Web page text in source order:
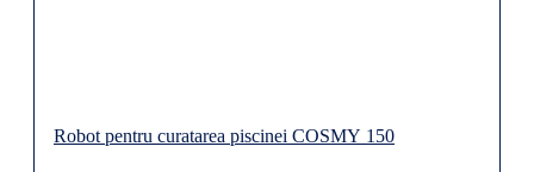
Robot pentru curatarea piscinei COSMY 150